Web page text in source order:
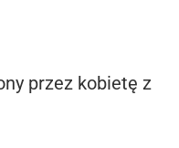
przez kobietę z